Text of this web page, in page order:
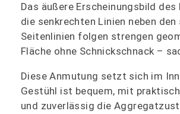
Das äußere Erscheinungsbild
die senkrechten Linien neben
Seitenlinien folgen strengen
Fläche ohne Schnickschnack –
Diese Anmutung setzt sich im
Gestühl ist bequem, mit
und zuverlässig die